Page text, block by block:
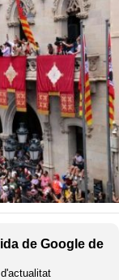
de Google de